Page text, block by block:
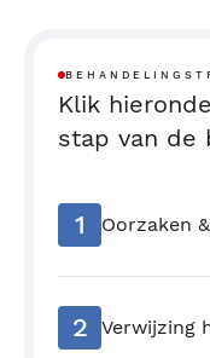
Klik
stap van de
1 Oorzaken
2 Verwijzing